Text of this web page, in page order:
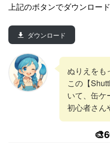
上記のボタンでダウンロー
ダウンロード
ぬりえをも
この【
いて、缶ケ
初心者さん